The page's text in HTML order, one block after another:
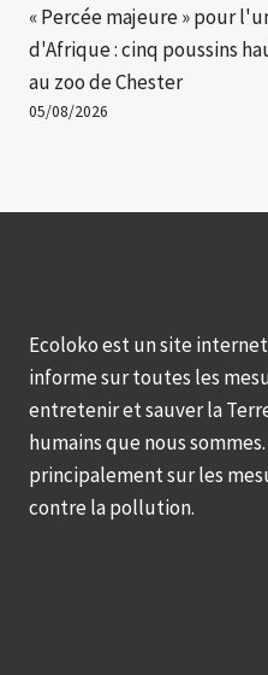
« Percée majeure » ​​pour
d'Afrique : cinq poussins
au zoo de Chester
05/08/2026
Ecoloko est un site
informe sur toutes les
entretenir et sauver la
humains que nous
principalement sur les
contre la pollution.